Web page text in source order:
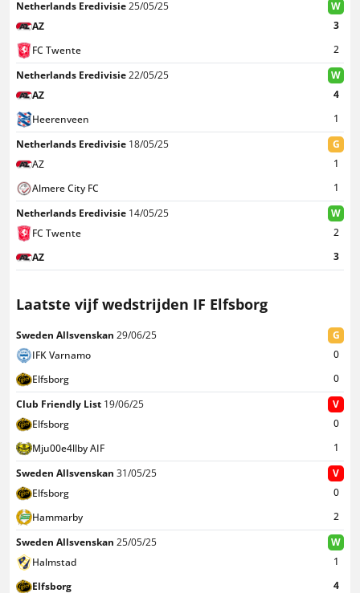
Netherlands Eredivisie25/05/25 W
FC Twente 2
AZ 3
Netherlands Eredivisie22/05/25 W
Heerenveen 1
AZ 4
Netherlands Eredivisie 18/05/25 G
Almere City FC 1
AZ 1
Netherlands Eredivisie 14/05/25
W
FC Twente
2
AZ
3
Laatste vijf wedstrijden IF Elfsborg
Sweden Allsvenskan 29/06/25
G
IFK Varnamo
0
Elfsborg
0
Club Friendly List 19/06/25 V
Mju00e4llby AIF 1
Elfsborg 0
Sweden Allsvenskan 31/05/25 V
Hammarby 2
Elfsborg 0
Sweden Allsvenskan 25/05/25
W
Halmstad
1
Elfsborg
4